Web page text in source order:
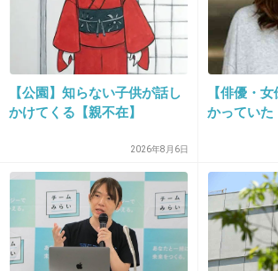
成人式にいく為に沢山の書類に追われと
百貨店が閉まった後社員食堂で挨拶を交
うに飲むスタッフ、私は挨拶だけすませ
分のSHOPだけライトを照らされた場所
疲れて帰る道で誕生日もすぎ年も超えて
2013/05/18(土) 17:14:19
23時59分からスタンバイし、0時で20歳
【公園】知らない子供が話し
かけてくる【親不在】
2026年8月6日
【俳優・
かっていた